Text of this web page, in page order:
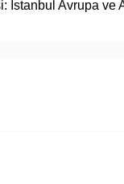
İstanbul Avrupa ve